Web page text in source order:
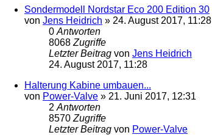
Sondermodell Nordstar Eco 200 Edition 30
von Jens Heidrich » 24. August 2017, 11:28
0 Antworten
8068 Zugriffe
Letzter Beitrag von Jens Heidrich
24. August 2017, 11:28
Halterung Kabine umbauen...
von Power-Valve » 21. Juni 2017, 12:31
2 Antworten
8570 Zugriffe
Letzter Beitrag von Power-Valve